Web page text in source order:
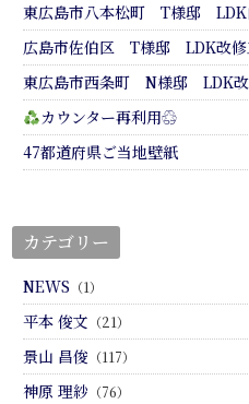
東広島市八本松町 T様邸 LDK
広島市佐伯区 T様邸 LDK改修
東広島市西条町 N様邸 LDK
カウンター再利用♲
47都道府県ご当地壁紙
カテゴリー
NEWS （1）
平本 俊文 （21）
景山 昌俊 （117）
神原 理紗 （76）